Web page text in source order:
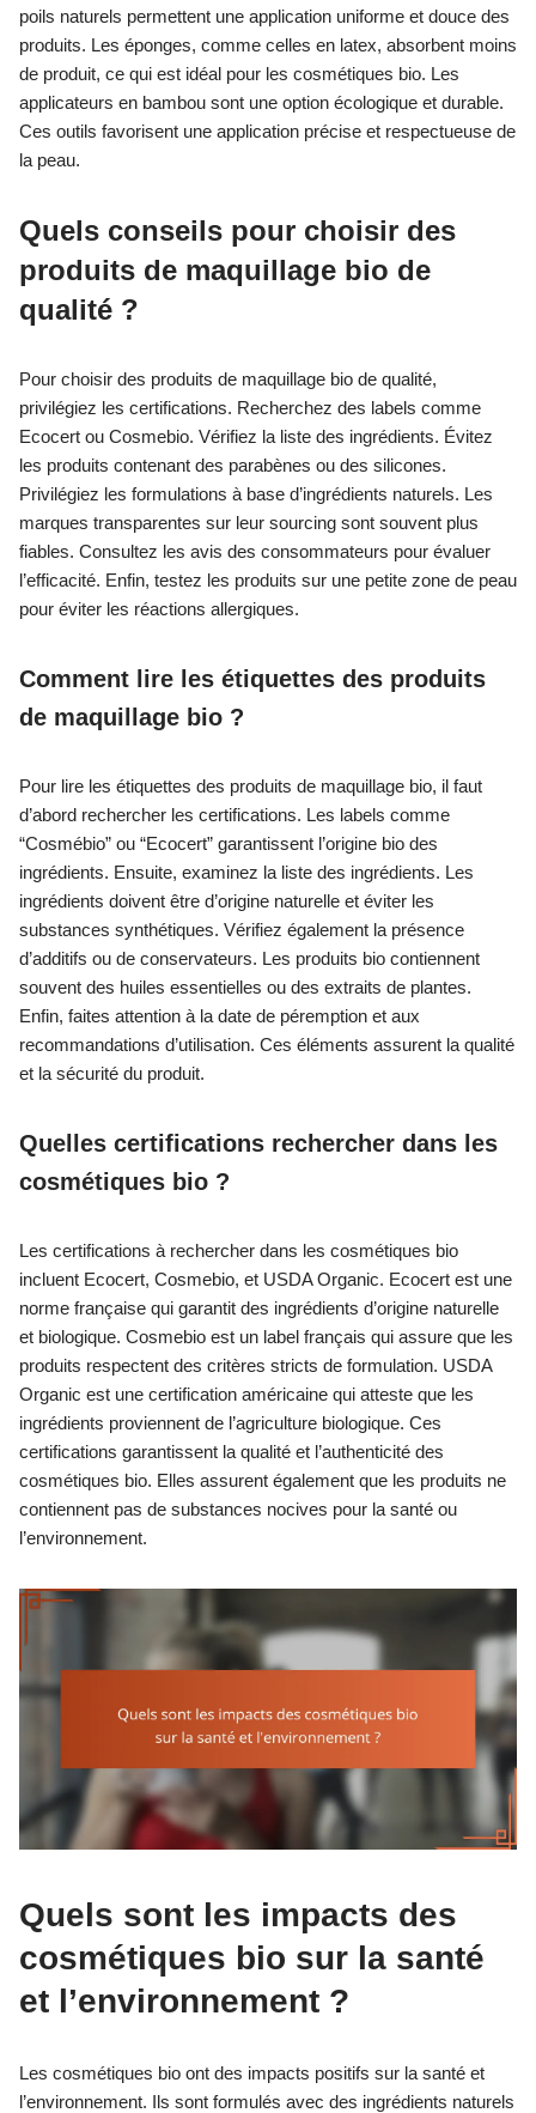
poils naturels permettent une application uniforme et douce des
produits. Les éponges, comme celles en latex, absorbent moins
de produit, ce qui est idéal pour les cosmétiques bio. Les
applicateurs en bambou sont une option écologique et durable.
Ces outils favorisent une application précise et respectueuse de
la peau.
Quels conseils pour choisir des
produits de maquillage bio de
qualité ?
Pour choisir des produits de maquillage bio de qualité,
privilégiez les certifications. Recherchez des labels comme
Ecocert ou Cosmebio. Vérifiez la liste des ingrédients. Évitez
les produits contenant des parabènes ou des silicones.
Privilégiez les formulations à base d’ingrédients naturels. Les
marques transparentes sur leur sourcing sont souvent plus
fiables. Consultez les avis des consommateurs pour évaluer
l’efficacité. Enfin, testez les produits sur une petite zone de peau
pour éviter les réactions allergiques.
Comment lire les étiquettes des produits
de maquillage bio ?
Pour lire les étiquettes des produits de maquillage bio, il faut
d’abord rechercher les certifications. Les labels comme
“Cosmébio” ou “Ecocert” garantissent l’origine bio des
ingrédients. Ensuite, examinez la liste des ingrédients. Les
ingrédients doivent être d’origine naturelle et éviter les
substances synthétiques. Vérifiez également la présence
d’additifs ou de conservateurs. Les produits bio contiennent
souvent des huiles essentielles ou des extraits de plantes.
Enfin, faites attention à la date de péremption et aux
recommandations d’utilisation. Ces éléments assurent la qualité
et la sécurité du produit.
Quelles certifications rechercher dans les
cosmétiques bio ?
Les certifications à rechercher dans les cosmétiques bio
incluent Ecocert, Cosmebio, et USDA Organic. Ecocert est une
norme française qui garantit des ingrédients d’origine naturelle
et biologique. Cosmebio est un label français qui assure que les
produits respectent des critères stricts de formulation. USDA
Organic est une certification américaine qui atteste que les
ingrédients proviennent de l’agriculture biologique. Ces
certifications garantissent la qualité et l’authenticité des
cosmétiques bio. Elles assurent également que les produits ne
contiennent pas de substances nocives pour la santé ou
l’environnement.
Quels sont les impacts des
cosmétiques bio sur la santé
et l’environnement ?
Les cosmétiques bio ont des impacts positifs sur la santé et
l’environnement. Ils sont formulés avec des ingrédients naturels